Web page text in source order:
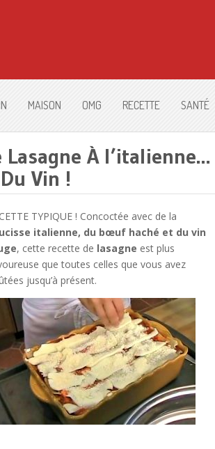
MAISON OMG RECETTE SANTÉ
Lasagne À l’italienne…
Vin !
TYPIQUE ! Concoctée avec de la
italienne, du bœuf haché et du vin
, cette recette de lasagne est plus
que toutes celles que vous avez
jusqu’à présent.